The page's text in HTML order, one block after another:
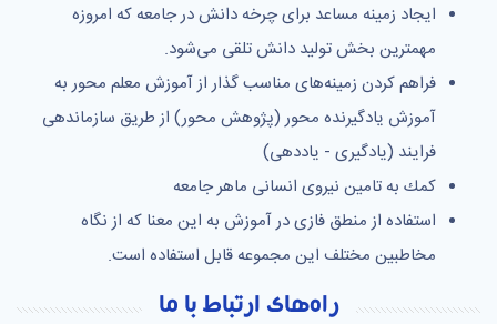
ایجاد زمینه مساعد برای چرخه دانش در جامعه كه امروزه
مهمترین بخش تولید دانش تلقی می‌شود.
فراهم كردن زمینه‌های مناسب گذار از آموزش معلم محور به
آموزش یادگیرنده محور (پژوهش محور) از طریق سازماندهی
فرایند (یادگیری - یاددهی)
كمك به تامین نیروی انسانی ماهر جامعه
استفاده از منطق فازی در آموزش به این معنا که از نگاه
مخاطبین مختلف این مجموعه قابل استفاده است.
راه‌های ارتباط با ما